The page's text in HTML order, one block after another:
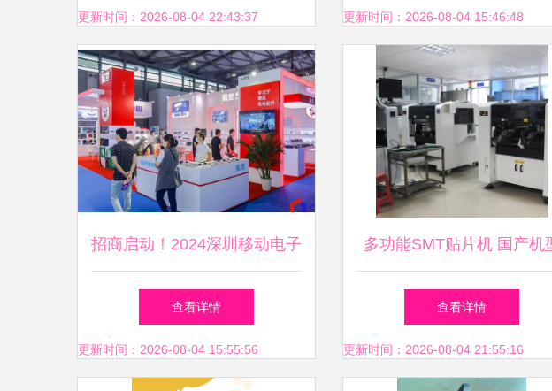
更新时间：2026-08-04 22:43:37 更新时间：2026-08-04 15:46:48
招商启动！2024深圳移动电子
科技展览会引领行业新浪潮
查看详情
更新时间：2026-08-04 15:55:56
多功能SMT贴片机 国产机
在LED灯条与电源板应用中
高清单图与细节解读
查看详情
更新时间：2026-08-04 21:55:16